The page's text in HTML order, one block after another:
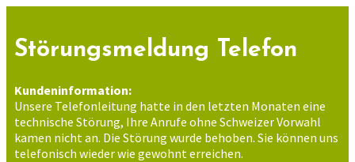
springen
Störungsmeldung Telefon
Kundeninformation:
Unsere Telefonleitung hatte in den letzten Monaten eine
technische Störung, Ihre Anrufe ohne Schweizer Vorwahl
kamen nicht an. Die Störung wurde behoben. Sie können uns
telefonisch wieder wie gewohnt erreichen.